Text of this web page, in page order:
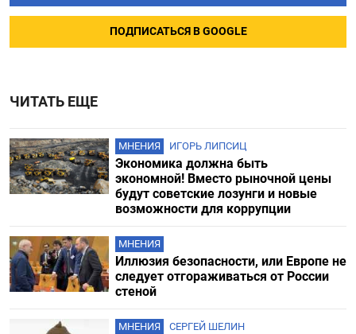
ПОДПИСАТЬСЯ В GOOGLE
ЧИТАТЬ ЕЩЕ
МНЕНИЯ ИГОРЬ ЛИПСИЦ
Экономика должна быть
экономной! Вместо рыночной цены
будут советские лозунги и новые
возможности для коррупции
МНЕНИЯ
Иллюзия безопасности, или Европе не
следует отгораживаться от России
стеной
МНЕНИЯ СЕРГЕЙ ШЕЛИН